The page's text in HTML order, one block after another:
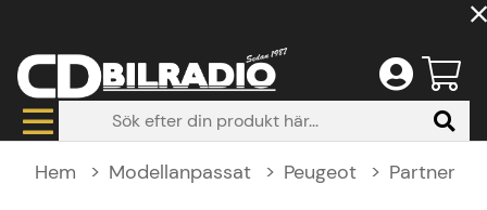
Hem Modellanpassat Peugeot Partner